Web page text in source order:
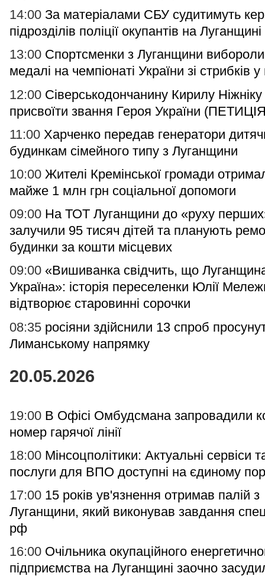
14:00 За матеріалами СБУ судитимуть
підрозділів поліції окупантів на Луганщині
13:00 Спортсменки з Луганщини
медалі на чемпіонаті України зі стрибків
12:00 Сіверськодончанину Кирилу
присвоїти звання Героя України
11:00 Харченко передав генератори
будинкам сімейного типу з Луганщини
10:00 Жителі Кремінської громади
майже 1 млн грн соціальної допомоги
09:00 На ТОТ Луганщини до «руху
залучили 95 тисяч дітей та планують
будинки за кошти місцевих
09:00 «Вишиванка свідчить, що
Україна»: історія переселенки Юлії
відтворює старовинні сорочки
08:35 росіяни здійснили 13 спроб
Лиманському напрямку
20.05.2026
19:00 В Офісі Омбудсмана запровадили
номер гарячої лінії
18:00 Мінсоцполітики: Актуальні сервіси
послуги для ВПО доступні на єдиному
17:00 15 років ув'язнення отримав палій з
Луганщини, який виконував завдання
рф
16:00 Очільника окупаційного
підприємства на Луганщині заочно